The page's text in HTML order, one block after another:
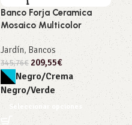
Banco Forja Ceramica
Mosaico Multicolor
Jardín, Bancos
345,76€ 209,55€
Negro/Crema
Negro/Verde
Seleccionar opciones
2